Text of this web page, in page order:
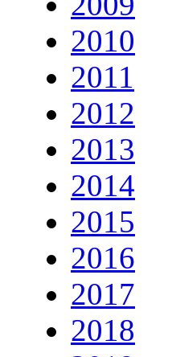
2010
2011
2012
2013
2014
2015
2016
2017
2018